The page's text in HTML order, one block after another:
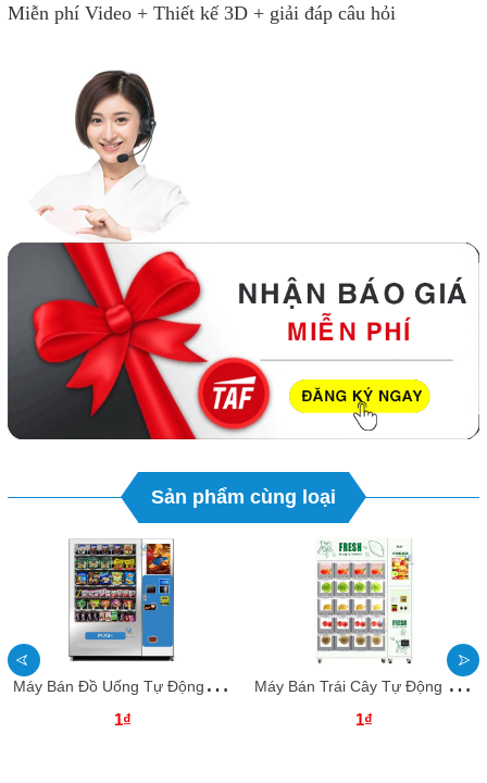
Miễn phí Video + Thiết kế 3D + giải đáp câu hỏi
Sản phẩm cùng loại
M
áy Bán Đồ Uống Tự Động BHTDKB23 Dochoikinhbac _ Giải trí thu hút hấp dẫn
1₫
M
áy Bán Trái Cây Tự Động BHTDKB22 Dochoikinhbac _ Giải trí thu hút hấp dẫn
1₫